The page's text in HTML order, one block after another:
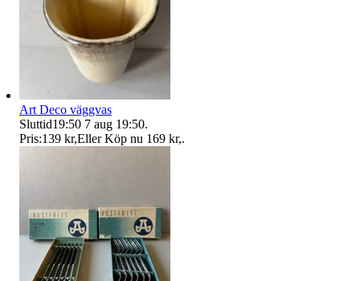
Art Deco väggvas
Sluttid19:50 7 aug 19:50.
Pris:139 kr,Eller Köp nu 169 kr,.